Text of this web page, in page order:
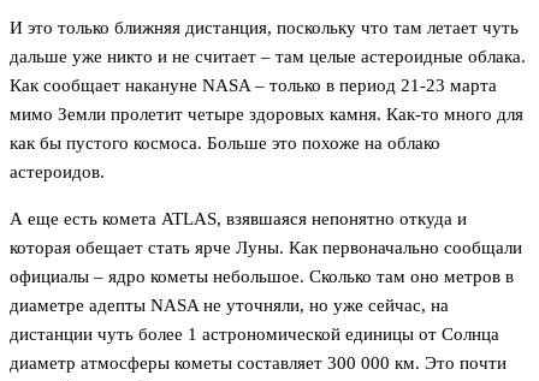
И это только ближняя дистанция, поскольку что там летает чуть
дальше уже никто и не считает – там целые астероидные облака.
Как сообщает накануне NASA – только в период 21-23 марта
мимо Земли пролетит четыре здоровых камня. Как-то много для
как бы пустого космоса. Больше это похоже на облако
астероидов.
А еще есть комета ATLAS, взявшаяся непонятно откуда и
которая обещает стать ярче Луны. Как первоначально сообщали
официалы – ядро кометы небольшое. Сколько там оно метров в
диаметре адепты NASA не уточняли, но уже сейчас, на
дистанции чуть более 1 астрономической единицы от Солнца
диаметр атмосферы кометы составляет 300 000 км. Это почти